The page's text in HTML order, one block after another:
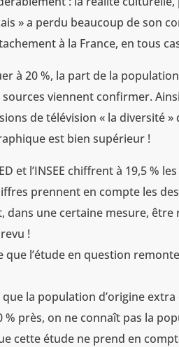
» a perdu beaucoup de son
à la France, en tous
à 20 %, la part de la
viennent confirmer.
de télévision « la diversité
est bien supérieur !
et l’INSEE chiffrent à 19,5 %
prennent en compte les
dans une certaine mesure, être
!
que l’étude en question
que la population d’origine
% près, on ne connaît pas la
cette étude ne prend en